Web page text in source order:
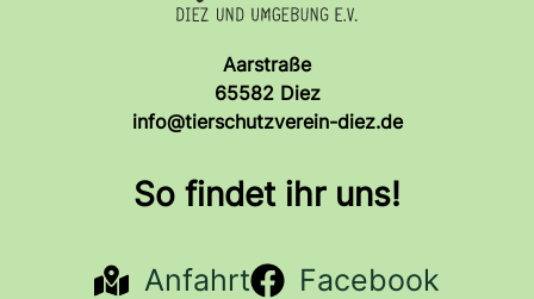
Aarstraße
65582 Diez
info@tierschutzverein-diez.de
So findet ihr uns!
Anfahrt Facebook